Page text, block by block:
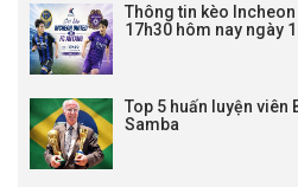
Thông tin kèo Incheon
17h30 hôm nay ngày
Top 5 huấn luyện
Samba